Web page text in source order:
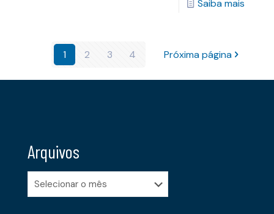
Saiba mais
1 2 3 4 Próxima página
Arquivos
Arquivos